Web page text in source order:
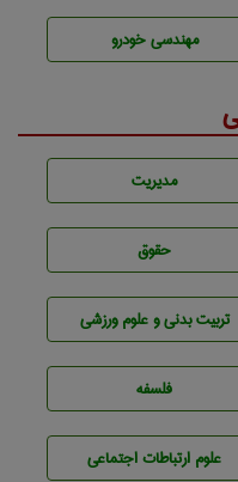
مهندسی خودرو
مديريت
حقوق
تربيت بدنی و علوم ورزشی
فلسفه
علوم ارتباطات اجتماعی